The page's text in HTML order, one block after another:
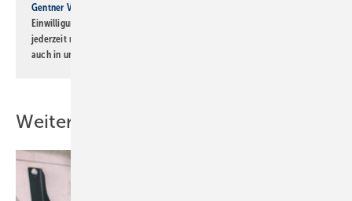
Gentner Verlag GmbH & Co. KG
Einwilligung kann ich jederzeit widerrufen und eine Abmeldung ist
jederzeit möglich. Informationen zum Umgang mit Daten finden Sie
auch in unserer
Weitere Inhalte